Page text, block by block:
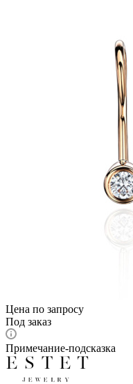
Цена по запросу
Под заказ
Примечание-подсказка